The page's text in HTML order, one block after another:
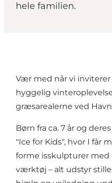
hele familien.
Vær med når vi
hyggelig
græsarealerne ved
Børn fra ca. 7 år og
"Ice for Kids", hvor I får
forme isskulpturer
værktøj – alt udstyr